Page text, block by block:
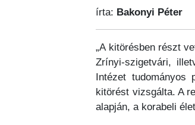
írta: Bakonyi Péter
„A kitörésben részt
Zrínyi-szigetvári,
Intézet tudományos
kitörést vizsgálta. A
alapján, a korabeli